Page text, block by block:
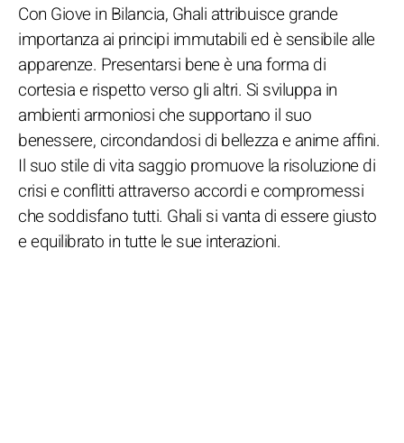
Con Giove in Bilancia, Ghali attribuisce grande
importanza ai principi immutabili ed è sensibile alle
apparenze. Presentarsi bene è una forma di
cortesia e rispetto verso gli altri. Si sviluppa in
ambienti armoniosi che supportano il suo
benessere, circondandosi di bellezza e anime affini.
Il suo stile di vita saggio promuove la risoluzione di
crisi e conflitti attraverso accordi e compromessi
che soddisfano tutti. Ghali si vanta di essere giusto
e equilibrato in tutte le sue interazioni.